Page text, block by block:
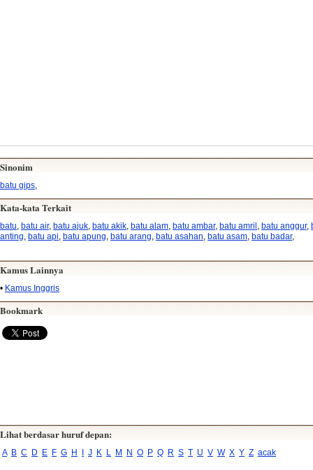
Sinonim
batu gips
Kata-kata Terkait
batu, batu air, batu ajuk, batu akik, batu alam, batu ambar, batu amril , batu anggur,
anting, batu api, batu apung, batu arang, batu asahan, batu asam, batu badar,
Kamus Lainnya
• Kamus Inggris
Bookmark
Lihat berdasar huruf depan:
A B C D E F G H I J K L M N O P Q R S T U V W X Y Z acak